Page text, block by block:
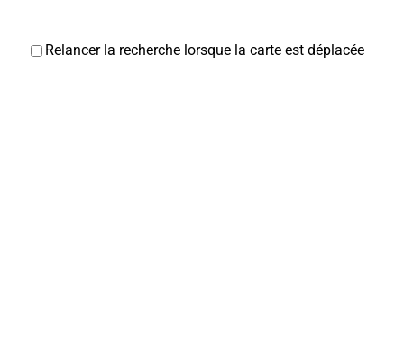
Relancer la recherche lorsque la carte est déplacée